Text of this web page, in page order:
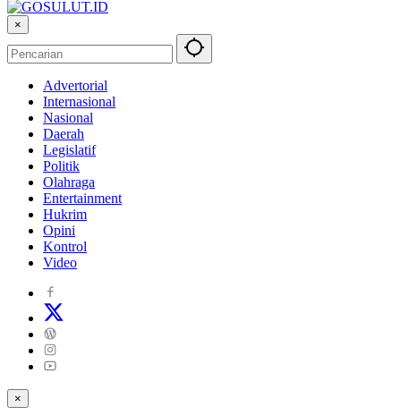
×
Advertorial
Internasional
Nasional
Daerah
Legislatif
Politik
Olahraga
Entertainment
Hukrim
Opini
Kontrol
Video
×